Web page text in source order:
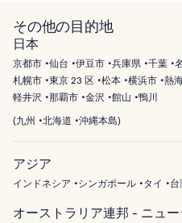
その他の目的地
日本
京都市 仙台 伊豆市 兵庫県 千葉
札幌市 東京 23 区 松本 横浜市 熱
軽井沢 那覇市 金沢 館山
鴨川
(九州 北海道 沖縄本島)
アジア
インドネシア シンガポール タイ 台
オーストラリア連邦 - ニュ